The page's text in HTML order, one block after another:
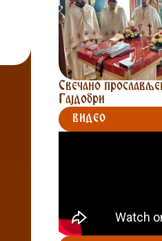
Свечано
Гајдобри
ВИДЕО